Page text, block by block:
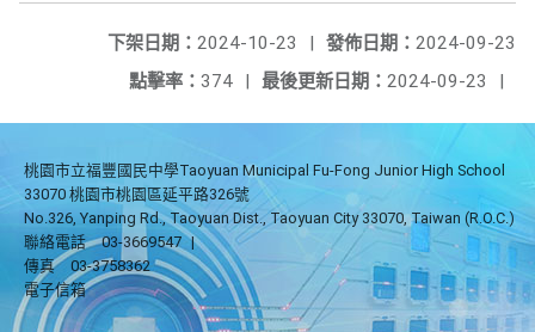
發佈日期： 2024-09-23
下架日期： 2024-10-23
|
最後更新日期： 2024-09-23 |
點擊率： 374 |
桃園市立福豐國民中學Taoyuan Municipal Fu-Fong Junior High School
33070 桃園市桃園區延平路326號
No.326, Yanping Rd., Taoyuan Dist., Taoyuan City 33070, Taiwan (R.O.C.)
聯絡電話
03-3669547 |
傳真
03-3758362
電子信箱